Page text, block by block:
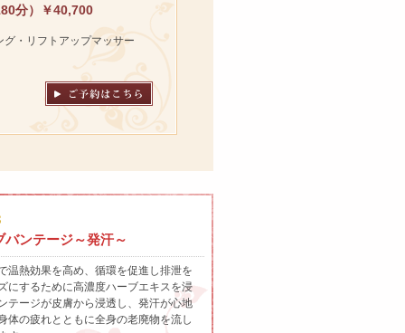
分）￥40,700
・リフトアップマッサー
バンテージ～発汗～
温熱効果を高め、循環を促進し排泄を
にするために高濃度ハーブエキスを浸
テージが皮膚から浸透し、発汗が心地
体の疲れとともに全身の老廃物を流し